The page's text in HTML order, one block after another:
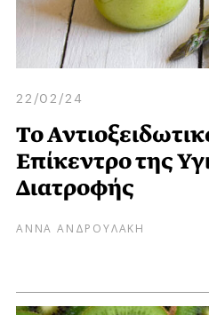
22/02/24
Το
Επίκεντρο της
Διατροφής
ΑΝΝΑ ΑΝΔΡΟΥΛΑΚΗ